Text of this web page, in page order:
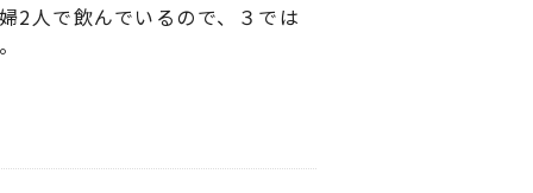
2人で飲んでいるので、３では